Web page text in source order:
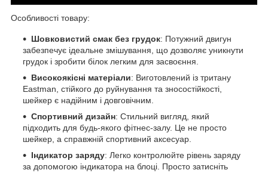
Особливості товару:
Шовковистий смак без грудок: Потужний двигун
забезпечує ідеальне змішування, що дозволяє уникнути
грудок і зробити білок легким для засвоєння.
Високоякісні матеріали: Виготовлений із тритану
Eastman, стійкого до руйнування та зносостійкості,
шейкер є надійним і довговічним.
Спортивний дизайн: Стильний вигляд, який
підходить для будь-якого фітнес-залу. Це не просто
шейкер, а справжній спортивний аксесуар.
Індикатор заряду: Легко контролюйте рівень заряду
за допомогою індикатора на блоці. Просто затисніть